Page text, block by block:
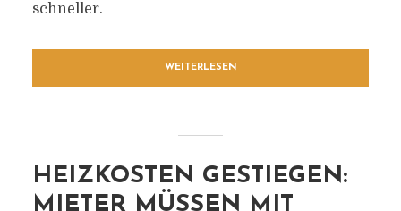
schneller.
WEITERLESEN
HEIZKOSTEN GESTIEGEN:
MIETER MÜSSEN MIT